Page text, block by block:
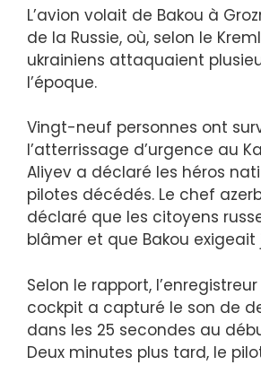
L’avion volait de Bakou à
de la Russie, où, selon le
ukrainiens attaquaient
l’époque.
Vingt-neuf personnes ont
l’atterrissage d’urgence au
Aliyev a déclaré les héros
pilotes décédés. Le chef
déclaré que les citoyens
blâmer et que Bakou exigeait
Selon le rapport,
cockpit a capturé le son de
dans les 25 secondes au
Deux minutes plus tard, le